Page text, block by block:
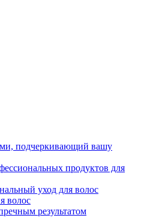
подчеркивающий вашу
продуктов для
уход для волос
волос
результатом